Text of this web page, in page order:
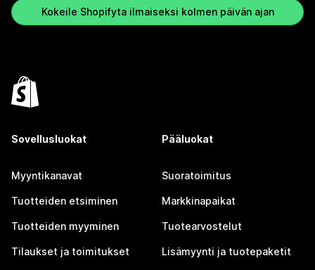
Kokeile Shopifyta ilmaiseksi kolmen päivän ajan
Sovellusluokat
Myyntikanavat
Tuotteiden etsiminen
Tuotteiden myyminen
Tilaukset ja toimitukset
Pääluokat
Suoratoimitus
Markkinapaikat
Tuotearvostelut
Lisämyynti ja tuotepaketit